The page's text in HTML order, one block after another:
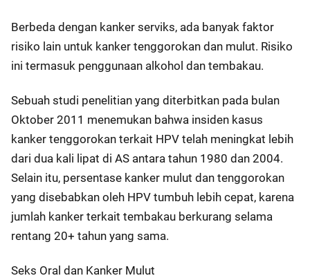
Berbeda dengan kanker serviks, ada banyak faktor
risiko lain untuk kanker tenggorokan dan mulut. Risiko
ini termasuk penggunaan alkohol dan tembakau.
Sebuah studi penelitian yang diterbitkan pada bulan
Oktober 2011 menemukan bahwa insiden kasus
kanker tenggorokan terkait HPV telah meningkat lebih
dari dua kali lipat di AS antara tahun 1980 dan 2004.
Selain itu, persentase kanker mulut dan tenggorokan
yang disebabkan oleh HPV tumbuh lebih cepat, karena
jumlah kanker terkait tembakau berkurang selama
rentang 20+ tahun yang sama.
Seks Oral dan Kanker Mulut